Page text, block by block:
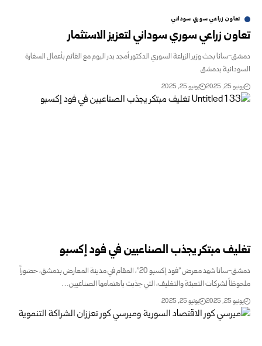
تعاون زراعي سوري سوداني
زراعي سوري سوداني لتعزيز الاستثمار
سانا بحث وزير الزراعة السوري الدكتور أمجد بدر اليوم مع القائم بأعمال السفارة
بدمشق
يونيو 25, 2025
مبتكر يجذب الصناعيين في فود إكسبو
دمشق-سانا شهد معرض "فود إكسبو 20"، المقام في مدينة المعارض بدمشق، حضوراً
لشركات التعبئة والتغليف، التي جذبت باهتمامها الصناعيين…
يونيو 25, 2025